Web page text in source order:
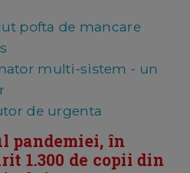
pofta de mancare
multi-sistem - un
de urgenta
pandemiei, în
1.300 de copii din